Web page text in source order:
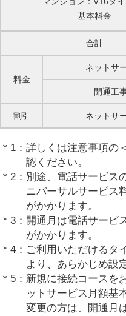
基本料金
合計
料金
ネットサ
開通工
割引 ネットサ
詳しくは注意事項の
認ください。
別途、電話サービス
ニバーサルサービス
がかかります。
開通月は電話サービ
がかかります。
ご利用いただけるタ
より、あらかじめ設
新規に接続コースを
ットサービス月額基
変更の方は、開通月